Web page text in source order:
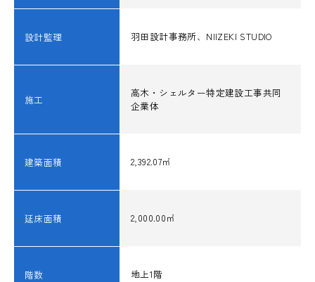
設計監理 羽田設計事務所、NIIZEKI STUDIO
施工
高木・シェルター特定建設工事共同
企業体
建築面積 2,392.07㎡
延床面積 2,000.00㎡
階数 地上1階
賛助会員ご入会のお願い
お問い合わせ
MEMBER